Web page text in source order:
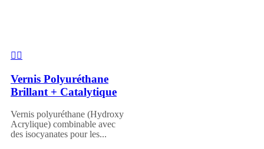
Vernis Polyuréthane
Brillant + Catalytique
Vernis polyuréthane (Hydroxy
Acrylique) combinable avec
des isocyanates pour les...